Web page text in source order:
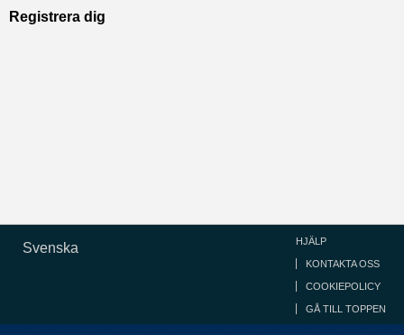
Registrera dig
Svenska HJÄLP
KONTAKTA OSS
COOKIEPOLICY
GÅ TILL TOPPEN